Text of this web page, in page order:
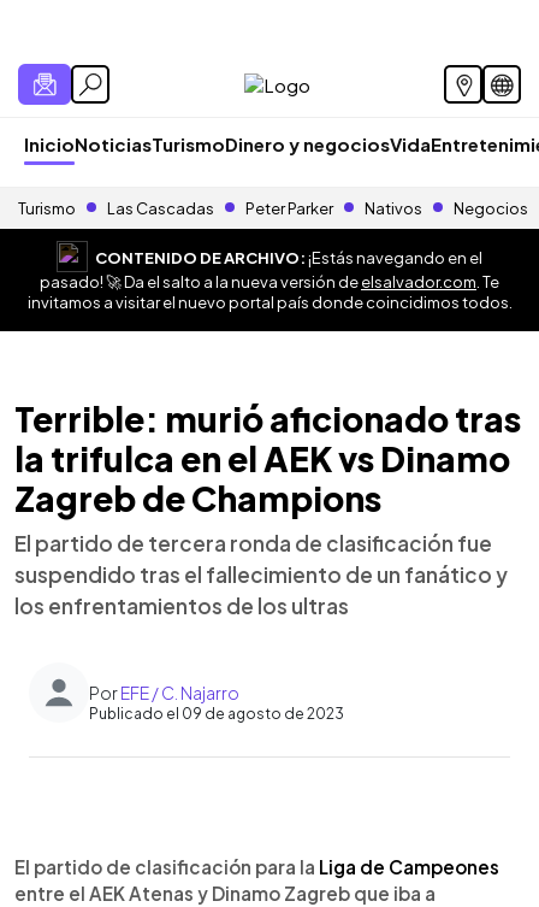
InicioNoticiasTurismoDinero y negociosVida
Turismo Las Cascadas Peter Parker Nativos Negocios
CONTENIDO DE ARCHIVO:¡Estás navegando en el
pasado! 🚀 Da el salto a la nueva versión deelsalvador.com . Te
invitamos a visitar el nuevo portal país donde coincidimos todos.
Terrible: murió aficionado tras
la trifulca en el AEK vs Dinamo
Zagreb de Champions
El partido de tercera ronda de clasificación fue
suspendido tras el fallecimiento de un fanático y
los enfrentamientos de los ultras
PorEFE / C. Najarro
Publicado el 09 de agosto de 2023
► Escuchar artículo
El partido de clasificación para la Liga de Campeones
entre el AEK Atenas y Dinamo Zagreb que iba a